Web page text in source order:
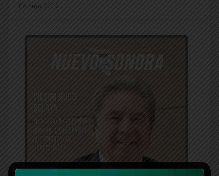
Edición 1312